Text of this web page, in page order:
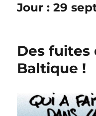
Jour :29
Des fuites
Baltique !